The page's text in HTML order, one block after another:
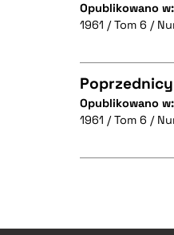
Opublikowano w:
1961 / Tom 6 /
Opublikowano w:
1961 / Tom 6 /